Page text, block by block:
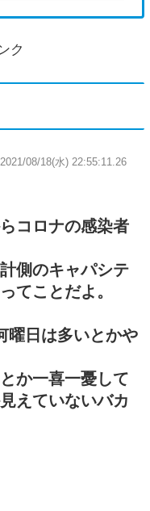
ク
2021/08/18(水) 22:55:11.26
コロナの感染者
側のキャパシテ
てことだよ。
曜日は多いとかや
か一喜一憂して
えていないバカ